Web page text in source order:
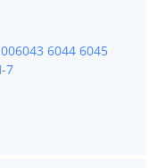
6044 6045
7